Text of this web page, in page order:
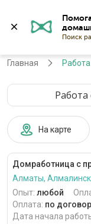
Главная
На карте
Домработница с
Алматы,
Опыт: любой
Оплата: по
Дата начала